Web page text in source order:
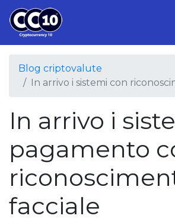
Blog criptovalute
In arrivo i sistemi con
In arrivo i
pagamento
facciale